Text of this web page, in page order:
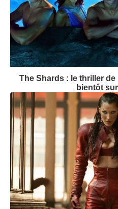
The Shards : le thriller
bientôt